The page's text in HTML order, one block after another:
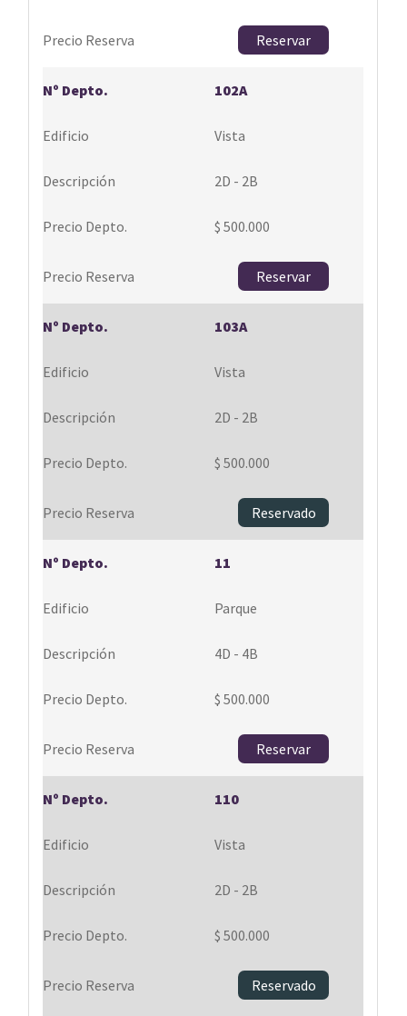
Reservar
102A
Vista
2D - 2B
$ 500.000
Reservar
103A
Vista
2D - 2B
$ 500.000
Reservado
11
Parque
4D - 4B
$ 500.000
Reservar
110
Vista
2D - 2B
$ 500.000
Reservado